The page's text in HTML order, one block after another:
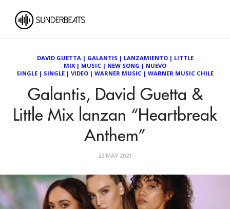
DAVID GUETTA| GALANTIS | LANZAMIENTO| LITTLE
MIX| MUSIC | NEW SONG | NUEVO
SINGLE | SINGLE | VIDEO | WARNER MUSIC | WARNER MUSIC CHILE
Galantis, David Guetta &
Little Mix lanzan “Heartbreak
Anthem”
22 MAY 2021